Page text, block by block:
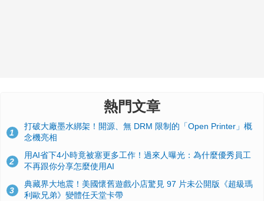
熱門文章
1
打破大廠墨水綁架！開源、無 DRM 限制的「Open Printer」概
念機亮相
2
用AI省下4小時竟被塞更多工作！過來人曝光：為什麼優秀員工
不再跟你分享怎麼使用AI
3
典藏界大地震！美國懷舊遊戲小店驚見 97 片未公開版《超級瑪
利歐兄弟》變體任天堂卡帶